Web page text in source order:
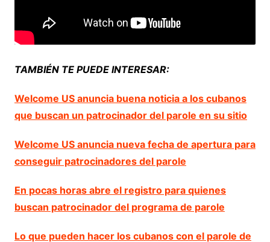
TAMBIÉN TE PUEDE INTERESAR:
Welcome US anuncia buena noticia a los cubanos
que buscan un patrocinador del parole en su sitio
Welcome US anuncia nueva fecha de apertura para
conseguir patrocinadores del parole
En pocas horas abre el registro para quienes
buscan patrocinador del programa de parole
Lo que pueden hacer los cubanos con el parole de